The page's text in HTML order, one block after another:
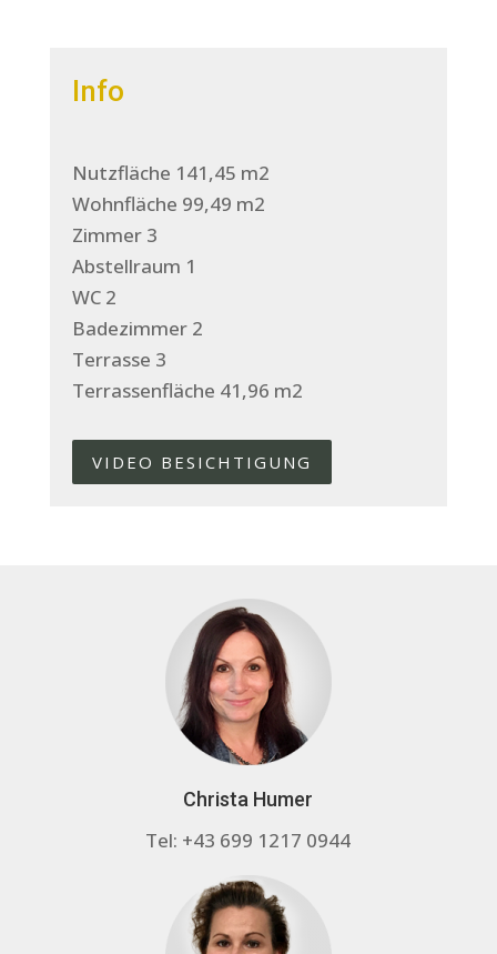
Info
Nutzfläche 141,45 m2
Wohnfläche 99,49 m2
Zimmer 3
Abstellraum 1
WC 2
Badezimmer 2
Terrasse 3
Terrassenfläche 41,96 m2
VIDEO BESICHTIGUNG
Christa Humer
Tel: +43 699 1217 0944